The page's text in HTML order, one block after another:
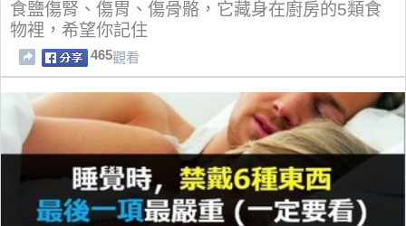
食鹽傷腎、傷胃、傷骨骼，它藏身在廚房的5類食
物裡，希望你記住
465觀看